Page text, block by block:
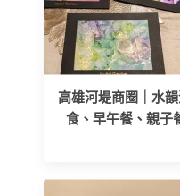
高雄河堤商圈｜水
食、早午餐、親子